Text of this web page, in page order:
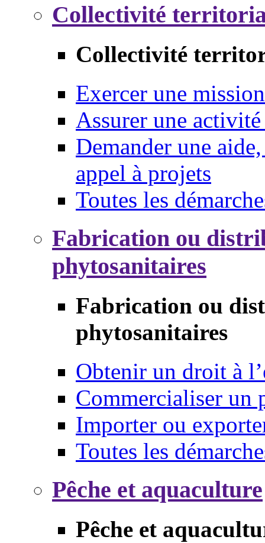
Collectivité
Collectivité
Exercer une mission
Assurer une
Demander une
appel à projets
Toutes les
Fabrication ou
phytosanitaires
Fabrication ou
phytosanitaires
Obtenir un droit à
Commercialiser un
Importer ou
Toutes les
Pêche et aquaculture
Pêche et